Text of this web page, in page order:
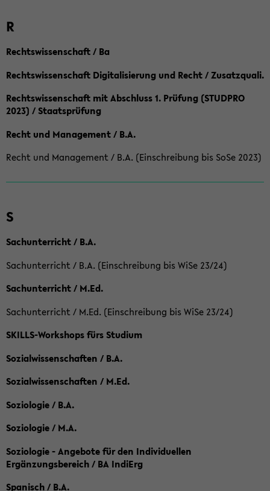
R
Rechtswissenschaft / Ba
Rechtswissenschaft Digitalisierung und Recht / Zusatzquali.
Rechtswissenschaft mit Abschluss 1. Prüfung (STUDPRO
2023) / Staatsprüfung
Recht und Management / B.A.
Recht und Management / B.A. (Einschreibung bis SoSe 2023)
S
Sachunterricht / B.A.
Sachunterricht / B.A. (Einschreibung bis WiSe 23/24)
Sachunterricht / M.Ed.
Sachunterricht / M.Ed. (Einschreibung bis WiSe 23/24)
SKILLS-Workshops fürs Studium
Sozialwissenschaften / B.A.
Sozialwissenschaften / M.Ed.
Soziologie / B.A.
Soziologie / M.A.
Soziologie - Angebote für den Individuellen
Ergänzungsbereich / BA IndiErg
Spanisch / B.A.